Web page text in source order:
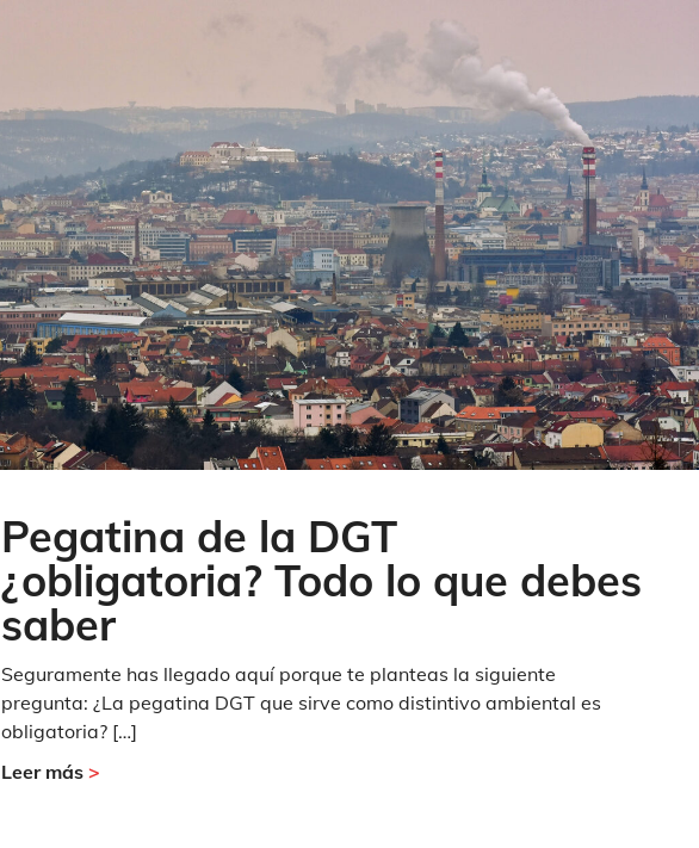
Pegatina de la DGT
¿obligatoria? Todo lo que debes
saber
Seguramente has llegado aquí porque te planteas la siguiente
pregunta: ¿La pegatina DGT que sirve como distintivo ambiental es
obligatoria? […]
Leer más>